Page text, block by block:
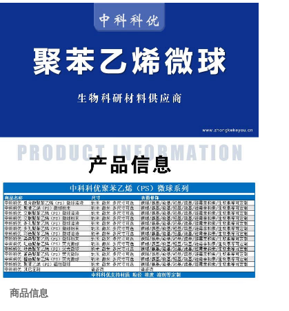
商品信息